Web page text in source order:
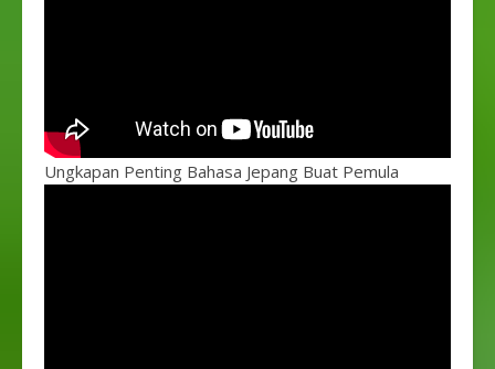
Ungkapan Penting Bahasa Jepang Buat Pemula